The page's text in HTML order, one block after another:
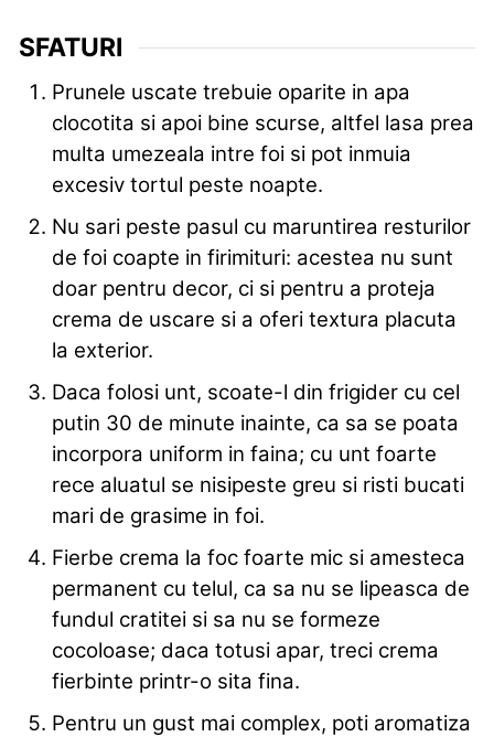
SFATURI
Prunele uscate trebuie oparite in apa
clocotita si apoi bine scurse, altfel lasa prea
multa umezeala intre foi si pot inmuia
excesiv tortul peste noapte.
Nu sari peste pasul cu maruntirea resturilor
de foi coapte in firimituri: acestea nu sunt
doar pentru decor, ci si pentru a proteja
crema de uscare si a oferi textura placuta
la exterior.
Daca folosi unt, scoate-l din frigider cu cel
putin 30 de minute inainte, ca sa se poata
incorpora uniform in faina; cu unt foarte
rece aluatul se nisipeste greu si risti bucati
mari de grasime in foi.
Fierbe crema la foc foarte mic si amesteca
permanent cu telul, ca sa nu se lipeasca de
fundul cratitei si sa nu se formeze
cocoloase; daca totusi apar, treci crema
fierbinte printr-o sita fina.
Pentru un gust mai complex, poti aromatiza